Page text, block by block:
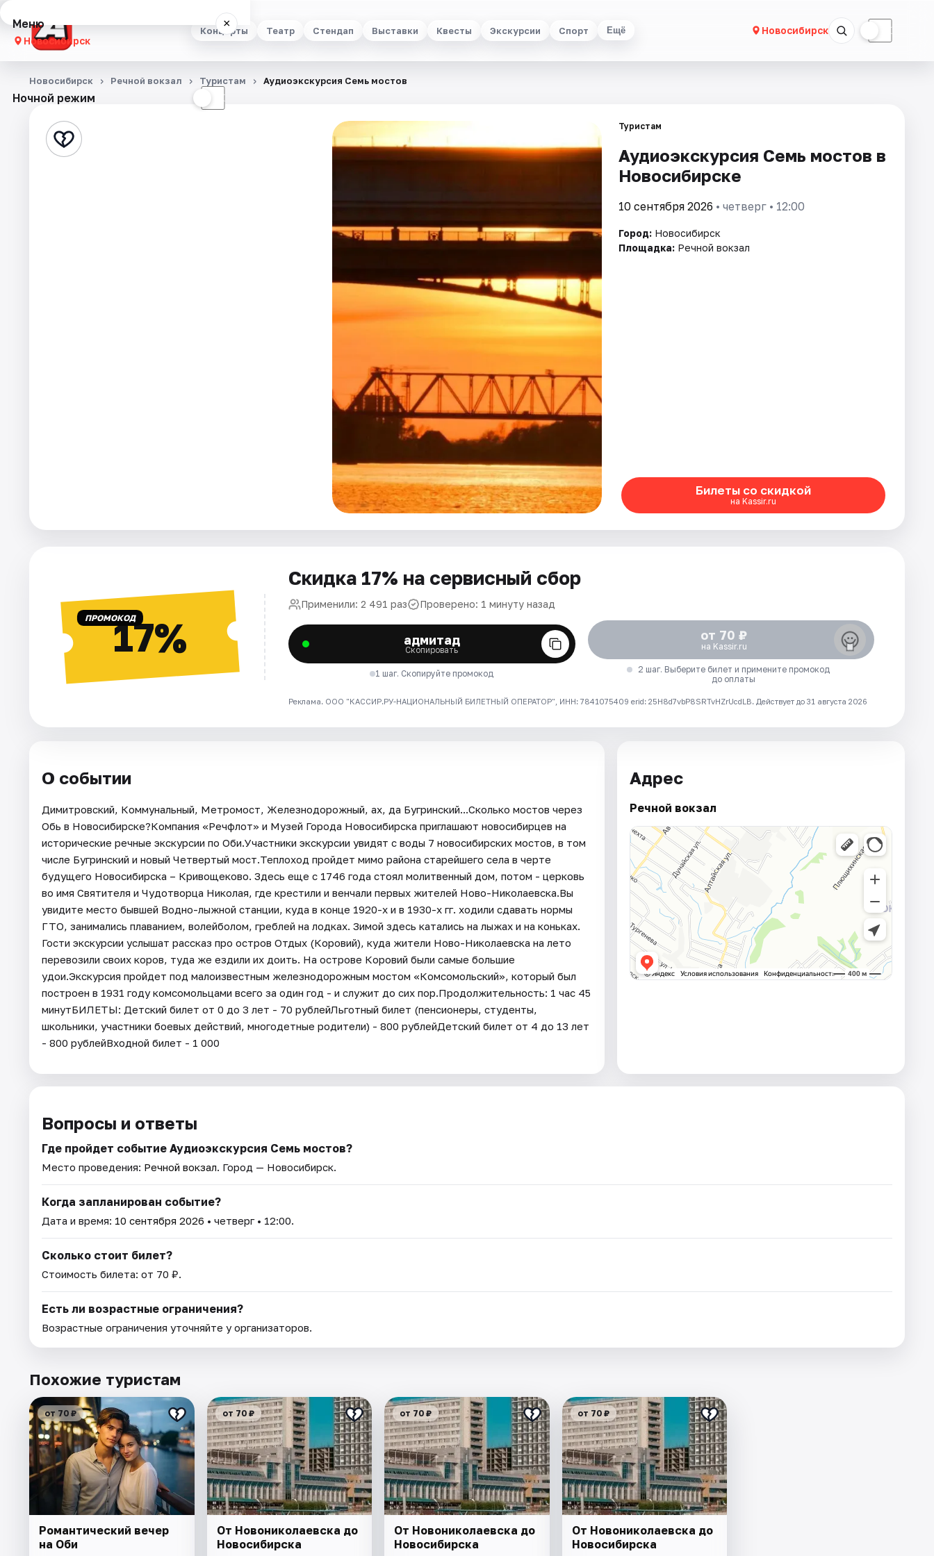
Концерты Театр Стендап Выставки Квесты Экскурсии Спорт Ещё Новосибирск ☾
Меню ×
Новосибирск
Концерты
Стендап
Ночной режим ☾
Новосибирск Речной вокзал Туристам Аудиоэкскурсия Семь мостов
Туристам
Аудиоэкскурсия Семь мостов в
Новосибирске
10 сентября 2026 • четверг • 12:00
Город: Новосибирск
Площадка: Речной вокзал
Билеты со скидкой
на Kassir.ru
ПРОМОКОД17%
Скидка 17% на сервисный сбор
Применили: 2 491 раз Проверено: 1 минуту назад
адмитад
Скопировать
1 шаг. Скопируйте промокод
от 70 ₽
на Kassir.ru
2 шаг. Выберите билет и примените промокод
до оплаты
Реклама. ООО "КАССИР.РУ-НАЦИОНАЛЬНЫЙ БИЛЕТНЫЙ ОПЕРАТОР", ИНН: 7841075409 erid: 25H8d7vbP8SRTvHZrUcdLB. Действует до 31 августа 2026
О событии
Димитровский, Коммунальный, Метромост, Железнодорожный, ах, да Бугринский...Сколько мостов через
Обь в Новосибирске?Компания «Речфлот» и Музей Города Новосибирска приглашают новосибирцев на
исторические речные экскурсии по Оби.Участники экскурсии увидят с воды 7 новосибирских мостов, в том
числе Бугринский и новый Четвертый мост.Теплоход пройдет мимо района старейшего села в черте
будущего Новосибирска – Кривощеково. Здесь еще с 1746 года стоял молитвенный дом, потом - церковь
во имя Святителя и Чудотворца Николая, где крестили и венчали первых жителей Ново-Николаевска.Вы
увидите место бывшей Водно-лыжной станции, куда в конце 1920-х и в 1930-х гг. ходили сдавать нормы
ГТО, занимались плаванием, волейболом, греблей на лодках. Зимой здесь катались на лыжах и на коньках.​
Гости экскурсии услышат рассказ про остров Отдых (Коровий), куда жители Ново-Николаевска на лето
перевозили своих коров, туда же ездили их доить. На острове Коровий были самые большие
удои.Экскурсия пройдет под малоизвестным железнодорожным мостом «Комсомольский», который был
построен в 1931 году комсомольцами всего за один год - и служит до сих пор.Продолжительность: 1 час 45
минутБИЛЕТЫ: Детский билет от 0 до 3 лет - 70 рублейЛьготный билет (пенсионеры, студенты,
школьники, участники боевых действий, многодетные родители) - 800 рублейДетский билет от 4 до 13 лет
- 800 рублейВходной билет - 1 000
Адрес
Речной вокзал
Вопросы и ответы
Где пройдет событие Аудиоэкскурсия Семь мостов?
Место проведения: Речной вокзал. Город — Новосибирск.
Когда запланирован событие?
Дата и время: 10 сентября 2026 • четверг • 12:00.
Сколько стоит билет?
Стоимость билета: от 70 ₽.
Есть ли возрастные ограничения?
Возрастные ограничения уточняйте у организаторов.
Похожие туристам
от 70 ₽
Романтический вечер
на Оби
от 70 ₽
От Новониколаевска до
Новосибирска
от 70 ₽
От Новониколаевска до
Новосибирска
от 70 ₽
От Новониколаевска до
Новосибирска